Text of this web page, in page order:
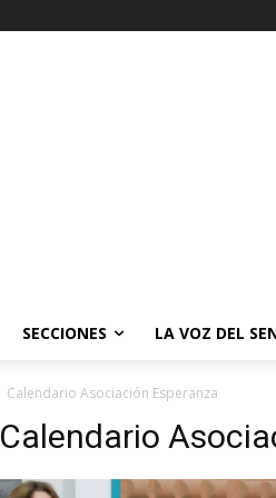
SECCIONES LA VOZ DEL
Calendario Asociación Esperanza
Calendario